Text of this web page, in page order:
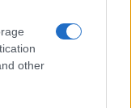
other
ricevi le nostre
*campo obbligatorio